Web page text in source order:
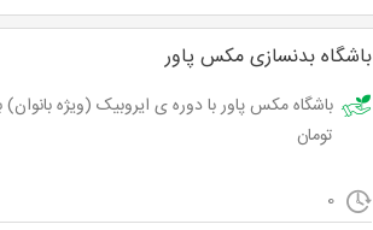
باشگاه بدنسازی مکس پاور
تومان
0